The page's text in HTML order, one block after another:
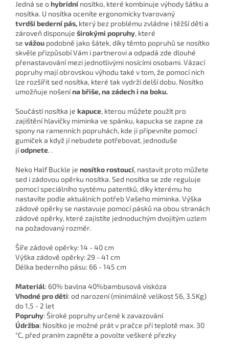
Jedná se ohybridnínosítko, které kombinuje výhody šátku a
nosítka. U nosítka oceníte ergonomicky tvarovaný
tvrdší bederní pás, který bez problému zvládne i těžší děti a
zároveň disponuje širokými popruhy, které
se vážou podobně jako šátek, díky těmto popruhů se nosítko
skvěle přizpůsobí Vám i partnerovi a odpadá zde dlouhé
přenastavování mezi jednotlivými nosícími osobami. Vázací
popruhy mají obrovskou výhodu také v tom, že pomocí nich
lze rozšířit sed nosítka, které tak vydrží delší dobu. Nosítko
umožňuje nošenína břiše, na zádech i na boku.
Součástí nosítka je kapuce, kterou můžete použít pro
zajištění hlavičky miminka ve spánku, kapucka se zapne za
spony na ramenních popruhách, kde ji připevníte pomocí
gumiček a když jí nebudete potřebovat, jednoduše
jíodpnete. .
Neko Half Buckle je nosítko rostoucí, nastavit proto můžete
sed i zádovou opěrku nosítka. Sed nosítka se zde reguluje
pomocí speciálního systému patentků, díky kterému ho
nastavíte podle aktuálních potřeb Vašeho miminka. Výška
zádové opěrky se nastavuje pomocí pásků na obou stranách
zádové opěrky, které zajistíte jednoduchým dvojitým uzlem
na požadovaný rozměr.
Šíře zádové opěrky: 14 - 40 cm
Výška zádově opěrky: 29 - 41 cm
Délka bederního pásu: 66 - 145 cm
Materiál: 60% bavlna 40%bambusová viskóza
Vhodné pro děti: od narození (minimálně velikost 56, 3.5Kg)
do 1,5 - 2 let
Popruhy: Široké popruhy určené k zavazování
Údržba: Nosítko je možné prát v pračce při teplotě max. 30
°C, před praním zapněte a povolte veškeré přezky